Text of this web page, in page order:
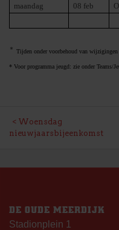
maandag
08 feb
* Tijden onder voorbehoud van wijzigingen
* Voor programma jeugd: zie onder Teams/
BERICHT
Woensdag
nieuwjaarsbijeenkomst
DE OUDE MEERDIJK
Stadionplein 1